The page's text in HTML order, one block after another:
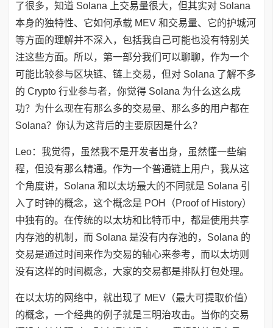
了很多，知道 Solana 上交易量很大，但其实对 Solana
本身的独特性、它如何承载 MEV 和交易量、它的护城河
等方面的理解并不深入，包括我自己可能也没有特别关
注这些方面。所以，第一部分我们可以聊聊，作为一个
可能比较参与区块链、链上交易，但对 Solana 了解不多
的 Crypto 行业参与者，你觉得 Solana 为什么这么成
功？为什么现在有那么多的交易量、那么多的用户都在
Solana？你认为这背后的主要原因是什么？
Leo：我觉得，虽然我不是开发者出身，虽然懂一些编
程，但没有那么精通。作为一个普通链上用户，我从这
个角度讲，Solana 和以太坊最大的不同就是 Solana 引
入了时钟的概念，这个概念是 POH（Proof of History）
中独有的。在传统的以太坊和比特币中，都是使用共享
内存池的机制，而 Solana 是没有内存池的，Solana 的
交易是通过时间来作为交易的轴心来参考，而以太坊则
没有这样的时间概念，大家的交易都是排队打包处理。
在以太坊的网络中，就出现了 MEV（最大可提取价值）
的概念，一个经典的例子就是三明治攻击。当你的交易